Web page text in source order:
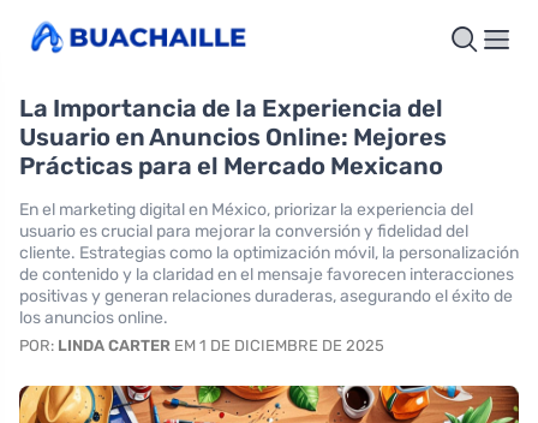
La Importancia de la Experiencia del
Usuario en Anuncios Online: Mejores
Prácticas para el Mercado Mexicano
En el marketing digital en México, priorizar la experiencia del
usuario es crucial para mejorar la conversión y fidelidad del
cliente. Estrategias como la optimización móvil, la personalización
de contenido y la claridad en el mensaje favorecen interacciones
positivas y generan relaciones duraderas, asegurando el éxito de
los anuncios online.
POR: LINDA CARTER EM 1 DE DICIEMBRE DE 2025